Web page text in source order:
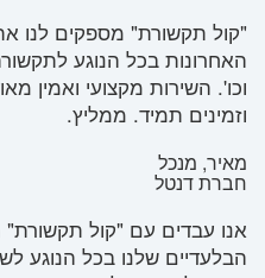
האחרונות בכל הנוגע
וכו'. השירות מקצועי ואמין
וזמינים תמיד. ממליץ.
מאיר, מנכל
חברת דנטל
הבלעדיים שלנו בכל הנוגע